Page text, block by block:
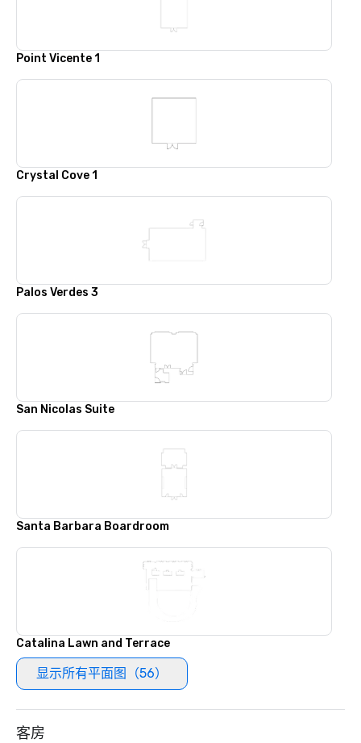
Point Vicente 1
Crystal Cove 1
Palos Verdes 3
San Nicolas Suite
Santa Barbara Boardroom
Catalina Lawn and Terrace
显示所有平面图（56）
客房